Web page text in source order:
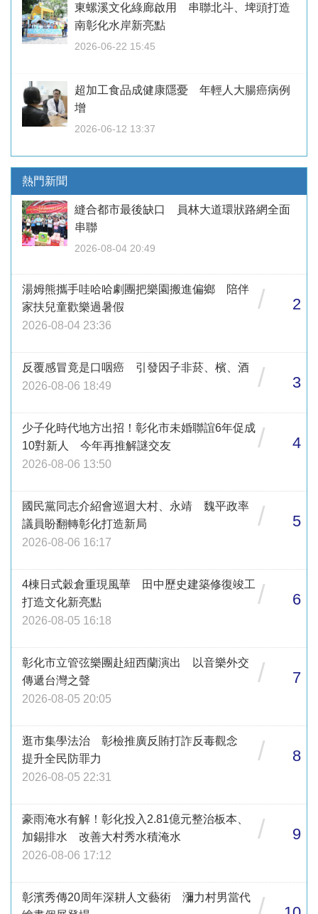
東螺溪文化綠廊啟用 串聯北斗、埤頭打造
南彰化水岸新亮點
2026-06-22 15:45
超加工食品成健康隱憂 年輕人大腸癌病例
增
2026-06-12 13:37
熱門新聞
縫合都市最後缺口 員林大道環狀路網全面
串聯
2026-08-04 20:49
湯姆熊攜手哇哈哈劇團把樂園搬進偏鄉 陪伴
家扶兒童歡樂過暑假
2026-08-04 23:36
/ 2
反覆感冒竟是口咽癌 引發因子非菸、檳、酒
2026-08-06 18:49
/ 3
少子化時代地方出招！彰化市未婚聯誼6年促成
10對新人 今年再推解謎交友
2026-08-06 13:50
/ 4
國民黨同志介紹會巡迴大村、永靖 魏平政率
議員盼翻轉彰化打造新局
2026-08-06 16:17
/ 5
4棟日式穀倉重現風華 田中歷史建築修復竣工
打造文化新亮點
2026-08-05 16:18
/ 6
彰化市立管弦樂團赴紐西蘭演出 以音樂外交
傳遞台灣之聲
2026-08-05 20:05
/ 7
逛市集學法治 彰檢推廣反賄打詐反毒觀念
提升全民防罪力
2026-08-05 22:31
/ 8
豪雨淹水有解！彰化投入2.81億元整治板本、
加錫排水 改善大村秀水積淹水
2026-08-06 17:12
/ 9
彰濱秀傳20周年深耕人文藝術 瀰力村男當代
/